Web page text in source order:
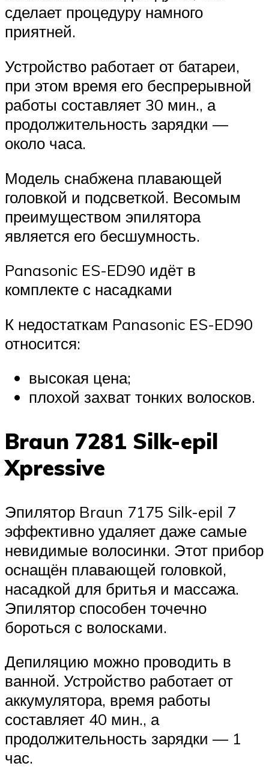
сделает процедуру намного
приятней.
Устройство работает от батареи,
при этом время его беспрерывной
работы составляет 30 мин., а
продолжительность зарядки —
около часа.
Модель снабжена плавающей
головкой и подсветкой. Весомым
преимуществом эпилятора
является его бесшумность.
Panasonic ES-ED90 идёт в
комплекте с насадками
К недостаткам Panasonic ES-ED90
относится:
высокая цена;
плохой захват тонких волосков.
Braun 7281 Silk-epil
Xpressive
Эпилятор Braun 7175 Silk-epil 7
эффективно удаляет даже самые
невидимые волосинки. Этот прибор
оснащён плавающей головкой,
насадкой для бритья и массажа.
Эпилятор способен точечно
бороться с волосками.
Депиляцию можно проводить в
ванной. Устройство работает от
аккумулятора, время работы
составляет 40 мин., а
продолжительность зарядки — 1
час.